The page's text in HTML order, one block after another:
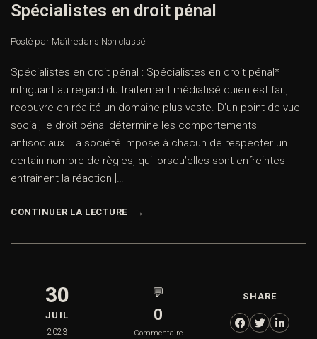
Spécialistes en droit pénal
Posté par Maîtredans Non classé
Spécialistes en droit pénal : Spécialistes en droit pénal*
intriguant au regard du traitement médiatisé quien est fait,
recouvre-en réalité un domaine plus vaste. D’un point de vue
social, le droit pénal détermine les comportements
antisociaux. La société impose à chacun de respecter un
certain nombre de règles, qui lorsqu’elles sont enfreintes
entrainent la réaction […]
CONTINUER LA LECTURE
30
JUIL
2023
💬
0
Commentaire
SHARE